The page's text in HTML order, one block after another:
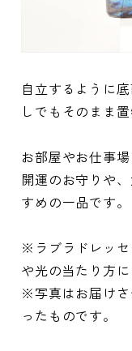
自立するように
しでもそのまま
お部屋やお仕事
開運のお守りや
すめの一品です。
※ラブラドレッ
や光の当たり方
※写真はお届けさ
ったものです。